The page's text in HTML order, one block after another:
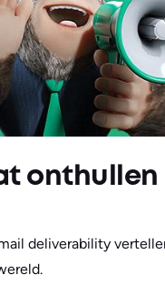
onthullen
deliverability